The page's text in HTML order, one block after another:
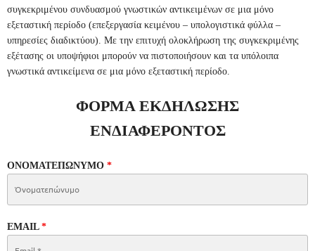
συγκεκριμένου συνδυασμού γνωστικών αντικειμένων σε μια μόνο
εξεταστική περίοδο (επεξεργασία κειμένου – υπολογιστικά φύλλα –
υπηρεσίες διαδικτύου). Με την επιτυχή ολοκλήρωση της συγκεκριμένης
εξέτασης οι υποψήφιοι μπορούν να πιστοποιήσουν και τα υπόλοιπα
γνωστικά αντικείμενα σε μια μόνο εξεταστική περίοδο.
ΦΟΡΜΑ ΕΚΔΗΛΩΣΗΣ
ΕΝΔΙΑΦΕΡΟΝΤΟΣ
ΟΝΟΜΑΤΕΠΩΝΥΜΟ *
EMAIL *